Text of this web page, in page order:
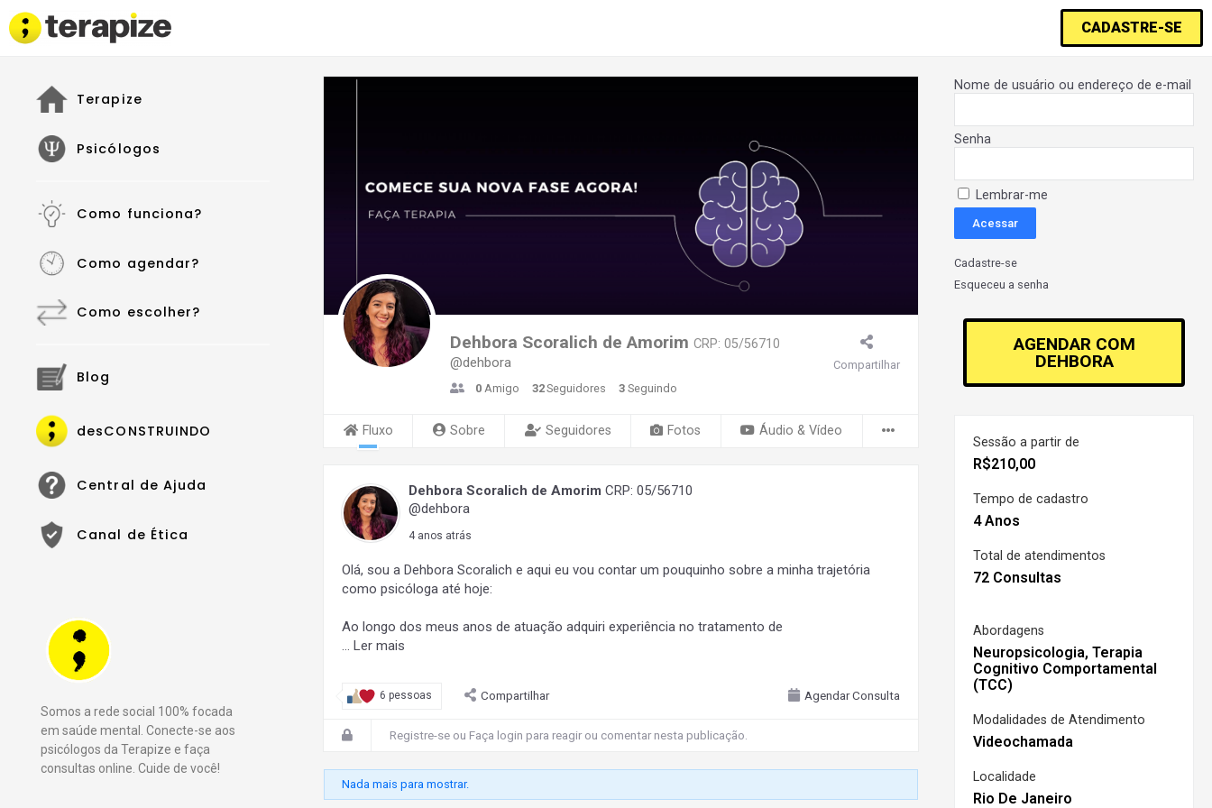
CADASTRE-SE
Dehbora Scoralich de AmorimCRP: 05/56710
@dehbora
0 Amigo 32Seguidores 3 Seguindo
Compartilhar
Fluxo Sobre Seguidores Fotos Áudio & Vídeo
Dehbora Scoralich de Amorim CRP: 05/56710
@dehbora
4 anos atrás
Olá, sou a Dehbora Scoralich e aqui eu vou contar um pouquinho sobre a minha trajetória
como psicóloga até hoje:
Ao longo dos meus anos de atuação adquiri experiência no tratamento de
…Ler mais
6 pessoas Compartilhar Agendar Consulta
Registre-se ou Faça login para reagir ou comentar nesta publicação.
Nada mais para mostrar.
Terapize
Psicólogos
Como funciona?
Como agendar?
Como escolher?
Blog
desCONSTRUINDO
Central de Ajuda
Canal de Ética
Somos a rede social 100% focada
em saúde mental. Conecte-se aos
psicólogos da Terapize e faça
consultas online. Cuide de você!
Nome de usuário ou endereço de e-mail
Senha
Lembrar-me
Cadastre-se
Esqueceu a senha
AGENDAR COM
DEHBORA
Sessão a partir de
R$210,00
Tempo de cadastro
4 Anos
Total de atendimentos
72 Consultas
Abordagens
Neuropsicologia, Terapia
Cognitivo Comportamental
(TCC)
Modalidades de Atendimento
Videochamada
Localidade
Rio De Janeiro